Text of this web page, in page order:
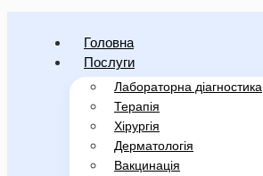
Головна
Послуги
Лабораторна діагностика
Терапія
Хірургія
Дерматологія
Вакцинація